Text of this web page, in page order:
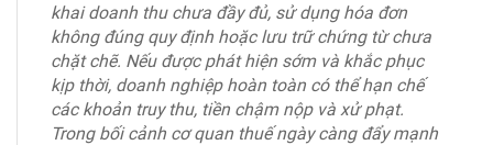
khai doanh thu chưa đầy đủ, sử dụng hóa đơn
không đúng quy định hoặc lưu trữ chứng từ chưa
chặt chẽ. Nếu được phát hiện sớm và khắc phục
kịp thời, doanh nghiệp hoàn toàn có thể hạn chế
các khoản truy thu, tiền chậm nộp và xử phạt.
Trong bối cảnh cơ quan thuế ngày càng đẩy mạnh